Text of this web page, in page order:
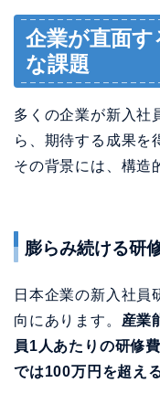
企業が直面す
な課題
多くの企業が新入社
ら、期待する成果を
その背景には、構造
膨らみ続ける研
日本企業の新入社員
向にあります。 産業
員1人あたりの研修
では100万円を超え